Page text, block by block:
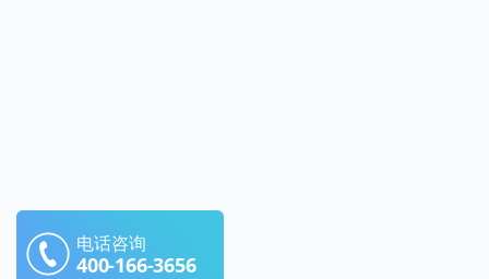
电话咨询
400-166-3656